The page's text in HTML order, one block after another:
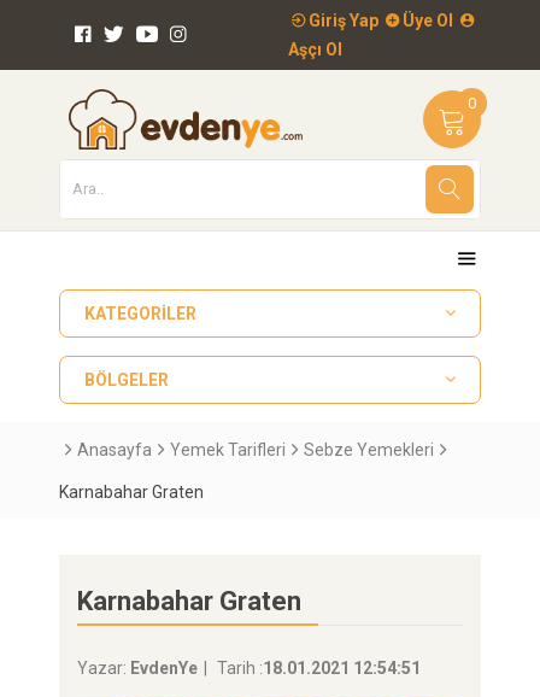
Giriş Yap
Üye Ol
Aşçı Ol
0
KATEGORILER
BÖLGELER
Anasayfa Yemek Tarifleri Sebze Yemekleri
Karnabahar Graten
Karnabahar Graten
Yazar: EvdenYe Tarih :18.01.2021 12:54:51